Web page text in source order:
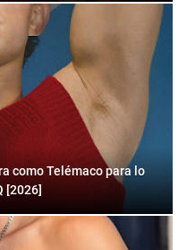
como Telémaco para lo
[2026]